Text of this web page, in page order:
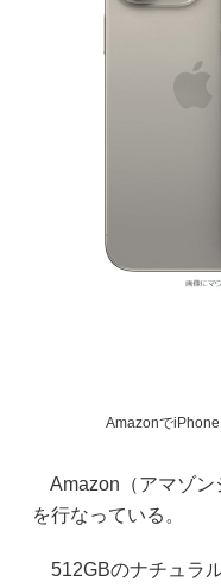
Amazonで
Amazon（アマゾン
を行なっている。
512GBのナチュラ